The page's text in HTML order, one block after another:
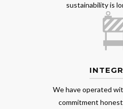
sustainability is
We have operated
commitment